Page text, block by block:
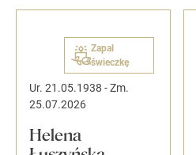
Zapal
świeczkę
Ur. 21.05.1938 -Zm.
25.07.2026
Helena